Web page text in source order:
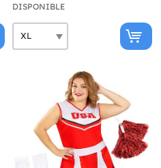
DISPONIBLE